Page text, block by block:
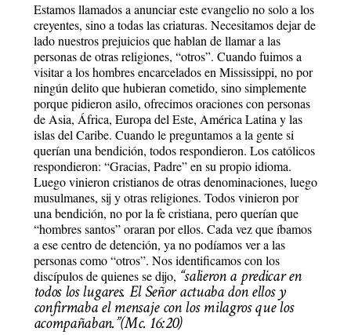
Estamos llamados a anunciar este evangelio no solo a los
creyentes, sino a todas las criaturas. Necesitamos dejar de
lado nuestros prejuicios que hablan de llamar a las
personas de otras religiones, “otros”. Cuando fuimos a
visitar a los hombres encarcelados en Mississippi, no por
ningún delito que hubieran cometido, sino simplemente
porque pidieron asilo, ofrecimos oraciones con personas
de Asia, África, Europa del Este, América Latina y las
islas del Caribe. Cuando le preguntamos a la gente si
querían una bendición, todos respondieron. Los católicos
respondieron: “Gracias, Padre” en su propio idioma.
Luego vinieron cristianos de otras denominaciones, luego
musulmanes, sij y otras religiones. Todos vinieron por
una bendición, no por la fe cristiana, pero querían que
“hombres santos” oraran por ellos. Cada vez que íbamos
a ese centro de detención, ya no podíamos ver a las
personas como “otros”. Nos identificamos con los
discípulos de quienes se dijo, “salieron a predicar en
todos los lugares. El Señor actuaba don ellos y
confirmaba el mensaje con los milagros que los
acompañaban.”(Mc. 16:20)